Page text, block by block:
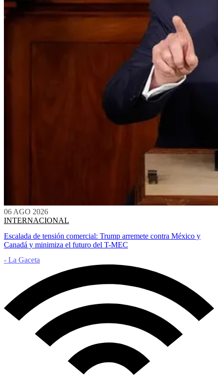
06 AGO 2026
INTERNACIONAL
Escalada de tensión comercial: Trump arremete contra México y
Canadá y minimiza el futuro del T-MEC
- La Gaceta